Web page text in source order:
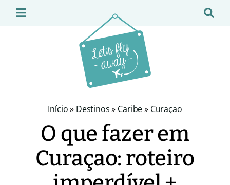
Início» Destinos» Caribe» Curaçao
O que fazer em
Curaçao: roteiro